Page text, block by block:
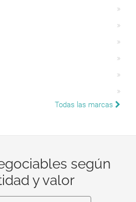
Todas las marcas
según
y valor